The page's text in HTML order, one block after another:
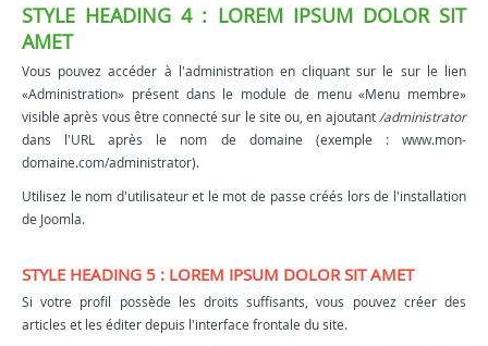
STYLE HEADING 4 : LOREM IPSUM DOLOR SIT
AMET
Vous pouvez accéder à l'administration en cliquant sur le sur le lien
«Administration» présent dans le module de menu «Menu membre»
visible après vous être connecté sur le site ou, en ajoutant /administrator
dans l'URL après le nom de domaine (exemple : www.mon-
domaine.com/administrator).
Utilisez le nom d'utilisateur et le mot de passe créés lors de l'installation
de Joomla.
STYLE HEADING 5 : LOREM IPSUM DOLOR SIT AMET
Si votre profil possède les droits suffisants, vous pouvez créer des
articles et les éditer depuis l'interface frontale du site.